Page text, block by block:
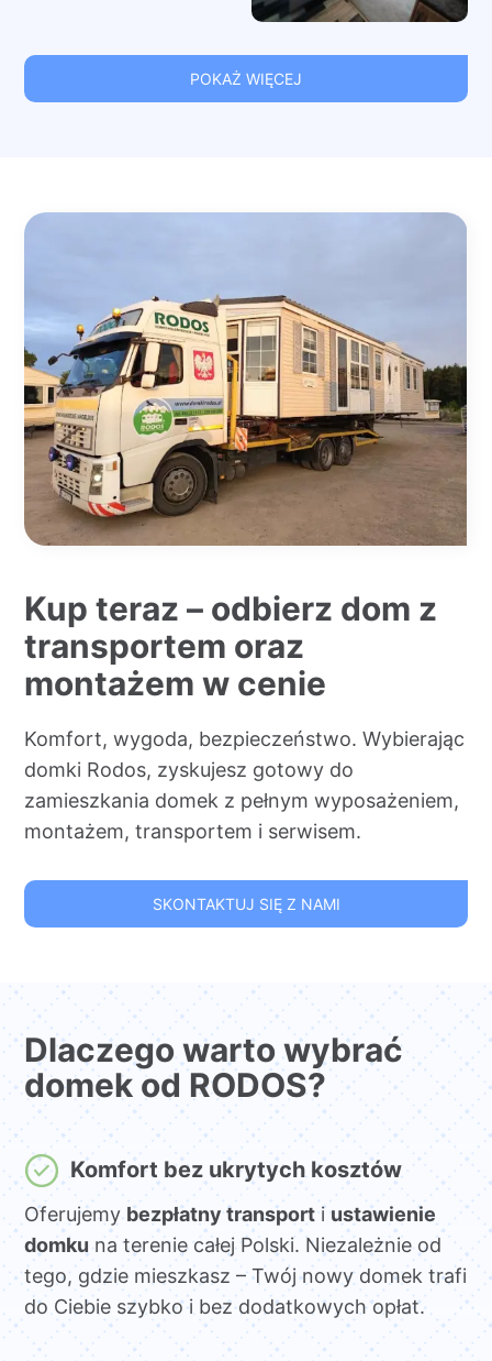
POKAŻ WIĘCEJ
Kup teraz – odbierz dom z
transportem oraz
montażem w cenie
Komfort, wygoda, bezpieczeństwo. Wybierając
domki Rodos, zyskujesz gotowy do
zamieszkania domek z pełnym wyposażeniem,
montażem, transportem i serwisem.
SKONTAKTUJ SIĘ Z NAMI
Dlaczego warto wybrać
domek od RODOS?
Komfort bez ukrytych kosztów
Oferujemybezpłatny transporti ustawienie
domkuna terenie całej Polski. Niezależnie od
tego, gdzie mieszkasz – Twój nowy domek trafi
do Ciebie szybko i bez dodatkowych opłat.